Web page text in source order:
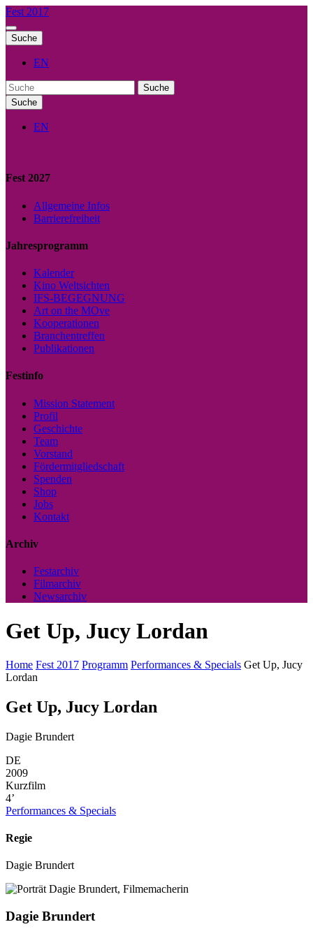
Fest 2017
Suche
EN
Suche
Suche
EN
Fest 2027
Allgemeine Infos
Barrierefreiheit
Jahresprogramm
Kalender
Kino Weltsichten
IFS-BEGEGNUNG
Art on the MOve
Kooperationen
Branchentreffen
Publikationen
Festinfo
Mission Statement
Profil
Geschichte
Team
Vorstand
Fördermitgliedschaft
Spenden
Shop
Jobs
Kontakt
Archiv
Festarchiv
Filmarchiv
Newsarchiv
Get Up, Jucy Lordan
Home Fest 2017 Programm Performances & Specials Get Up, Jucy
Lordan
Get Up, Jucy Lordan
Dagie Brundert
DE
2009
Kurzfilm
4’
Performances & Specials
Regie
Dagie Brundert
Dagie Brundert